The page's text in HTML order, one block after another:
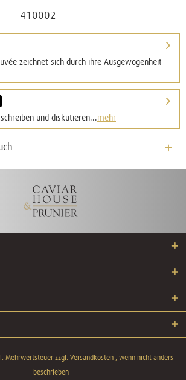
410002
zeichnet sich durch ihre Ausgewogenheit
und diskutieren...mehr
Mehrwertsteuer zzgl. Versandkosten , wenn nicht anders
beschrieben